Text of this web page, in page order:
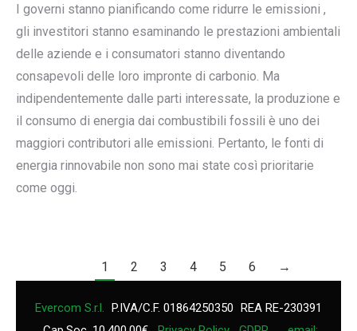
I governi stanno pianificando come ridurre le emissioni ,
gli investitori stanno esaminando le prestazioni ambientali
delle aziende e i consumatori stanno diventando
consapevoli delle loro impronte di carbonio. Ma
indipendentemente dalle parti interessate, la produzione e
il consumo di energia dai combustibili fossili è uno dei
maggiori contributori alle emissioni. Pertanto, le fonti di
energia rinnovabile non sono mai state così prioritarie
come oggi.
1 2 3 4 5 6 →
Evercom S.r.l. P.IVA/C.F. 01864250350
REA RE-230391